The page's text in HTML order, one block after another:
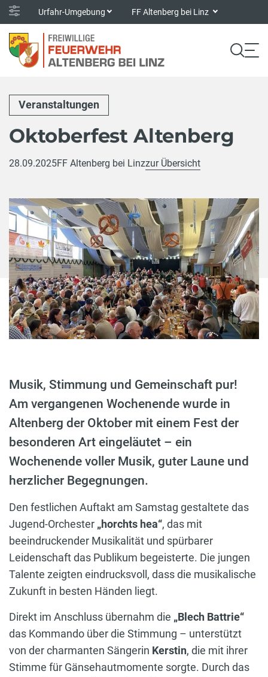
Urfahr-Umgebung FF Altenberg bei Linz
Veranstaltungen
Oktoberfest Altenberg
28.09.2025FF Altenberg bei Linzzur Übersicht
Musik, Stimmung und Gemeinschaft pur!
Am vergangenen Wochenende wurde in
Altenberg der Oktober mit einem Fest der
besonderen Art eingeläutet – ein
Wochenende voller Musik, guter Laune und
herzlicher Begegnungen.
Den festlichen Auftakt am Samstag gestaltete das
Jugend-Orchester „horchts hea“, das mit
beeindruckender Musikalität und spürbarer
Leidenschaft das Publikum begeisterte. Die jungen
Talente zeigten eindrucksvoll, dass die musikalische
Zukunft in besten Händen liegt.
Direkt im Anschluss übernahm die „Blech Battrie“
das Kommando über die Stimmung – unterstützt
von der charmanten Sängerin Kerstin, die mit ihrer
Stimme für Gänsehautmomente sorgte. Durch das